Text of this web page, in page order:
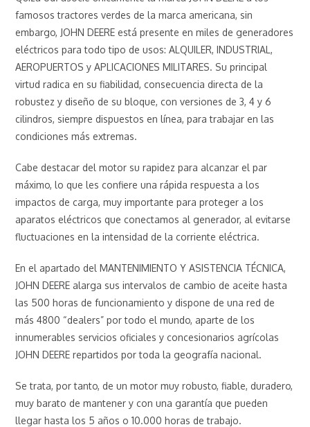
famosos tractores verdes de la marca americana, sin
embargo, JOHN DEERE está presente en miles de generadores
eléctricos para todo tipo de usos: ALQUILER, INDUSTRIAL,
AEROPUERTOS y APLICACIONES MILITARES. Su principal
virtud radica en su fiabilidad, consecuencia directa de la
robustez y diseño de su bloque, con versiones de 3, 4 y 6
cilindros, siempre dispuestos en línea, para trabajar en las
condiciones más extremas.
Cabe destacar del motor su rapidez para alcanzar el par
máximo, lo que les confiere una rápida respuesta a los
impactos de carga, muy importante para proteger a los
aparatos eléctricos que conectamos al generador, al evitarse
fluctuaciones en la intensidad de la corriente eléctrica.
En el apartado del MANTENIMIENTO Y ASISTENCIA TÉCNICA,
JOHN DEERE alarga sus intervalos de cambio de aceite hasta
las 500 horas de funcionamiento y dispone de una red de
más 4800 “dealers” por todo el mundo, aparte de los
innumerables servicios oficiales y concesionarios agrícolas
JOHN DEERE repartidos por toda la geografía nacional.
Se trata, por tanto, de un motor muy robusto, fiable, duradero,
muy barato de mantener y con una garantía que pueden
llegar hasta los 5 años o 10.000 horas de trabajo.